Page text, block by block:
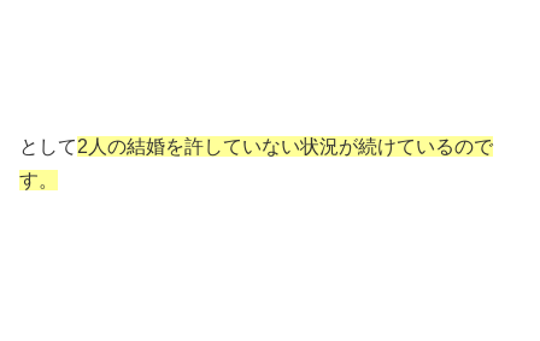
として2人の結婚を許していない状況が続けているので
す。